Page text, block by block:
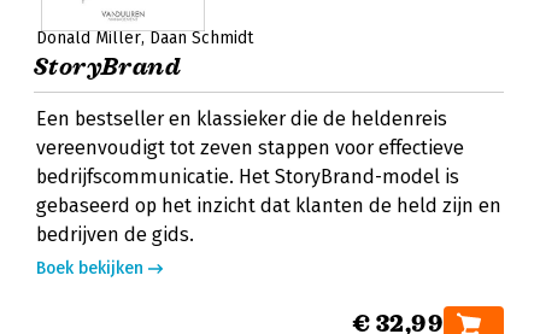
Donald Miller Daan Schmidt
StoryBrand
Een bestseller en klassieker die de heldenreis
vereenvoudigt tot zeven stappen voor effectieve
bedrijfscommunicatie. Het StoryBrand-model is
gebaseerd op het inzicht dat klanten de held zijn en
bedrijven de gids.
Boek bekijken
€ 32,99